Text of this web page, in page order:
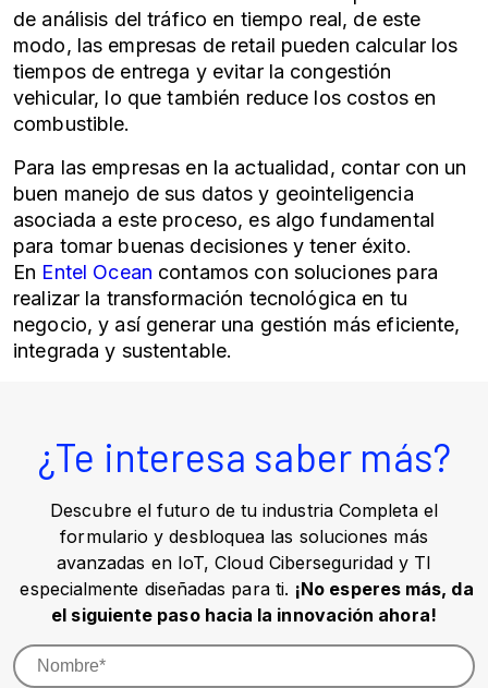
de análisis del tráfico en tiempo real, de este
modo, las empresas de retail pueden calcular los
tiempos de entrega y evitar la congestión
vehicular, lo que también reduce los costos en
combustible.
Para las empresas en la actualidad, contar con un
buen manejo de sus datos y geointeligencia
asociada a este proceso, es algo fundamental
para tomar buenas decisiones y tener éxito.
En Entel Ocean contamos con soluciones para
realizar la transformación tecnológica en tu
negocio, y así generar una gestión más eficiente,
integrada y sustentable.
¿Te interesa saber más?
Descubre el futuro de tu industria Completa el
formulario y desbloquea las soluciones más
avanzadas en IoT, Cloud Ciberseguridad y TI
especialmente diseñadas para ti. ¡No esperes más, da
el siguiente paso hacia la innovación ahora!